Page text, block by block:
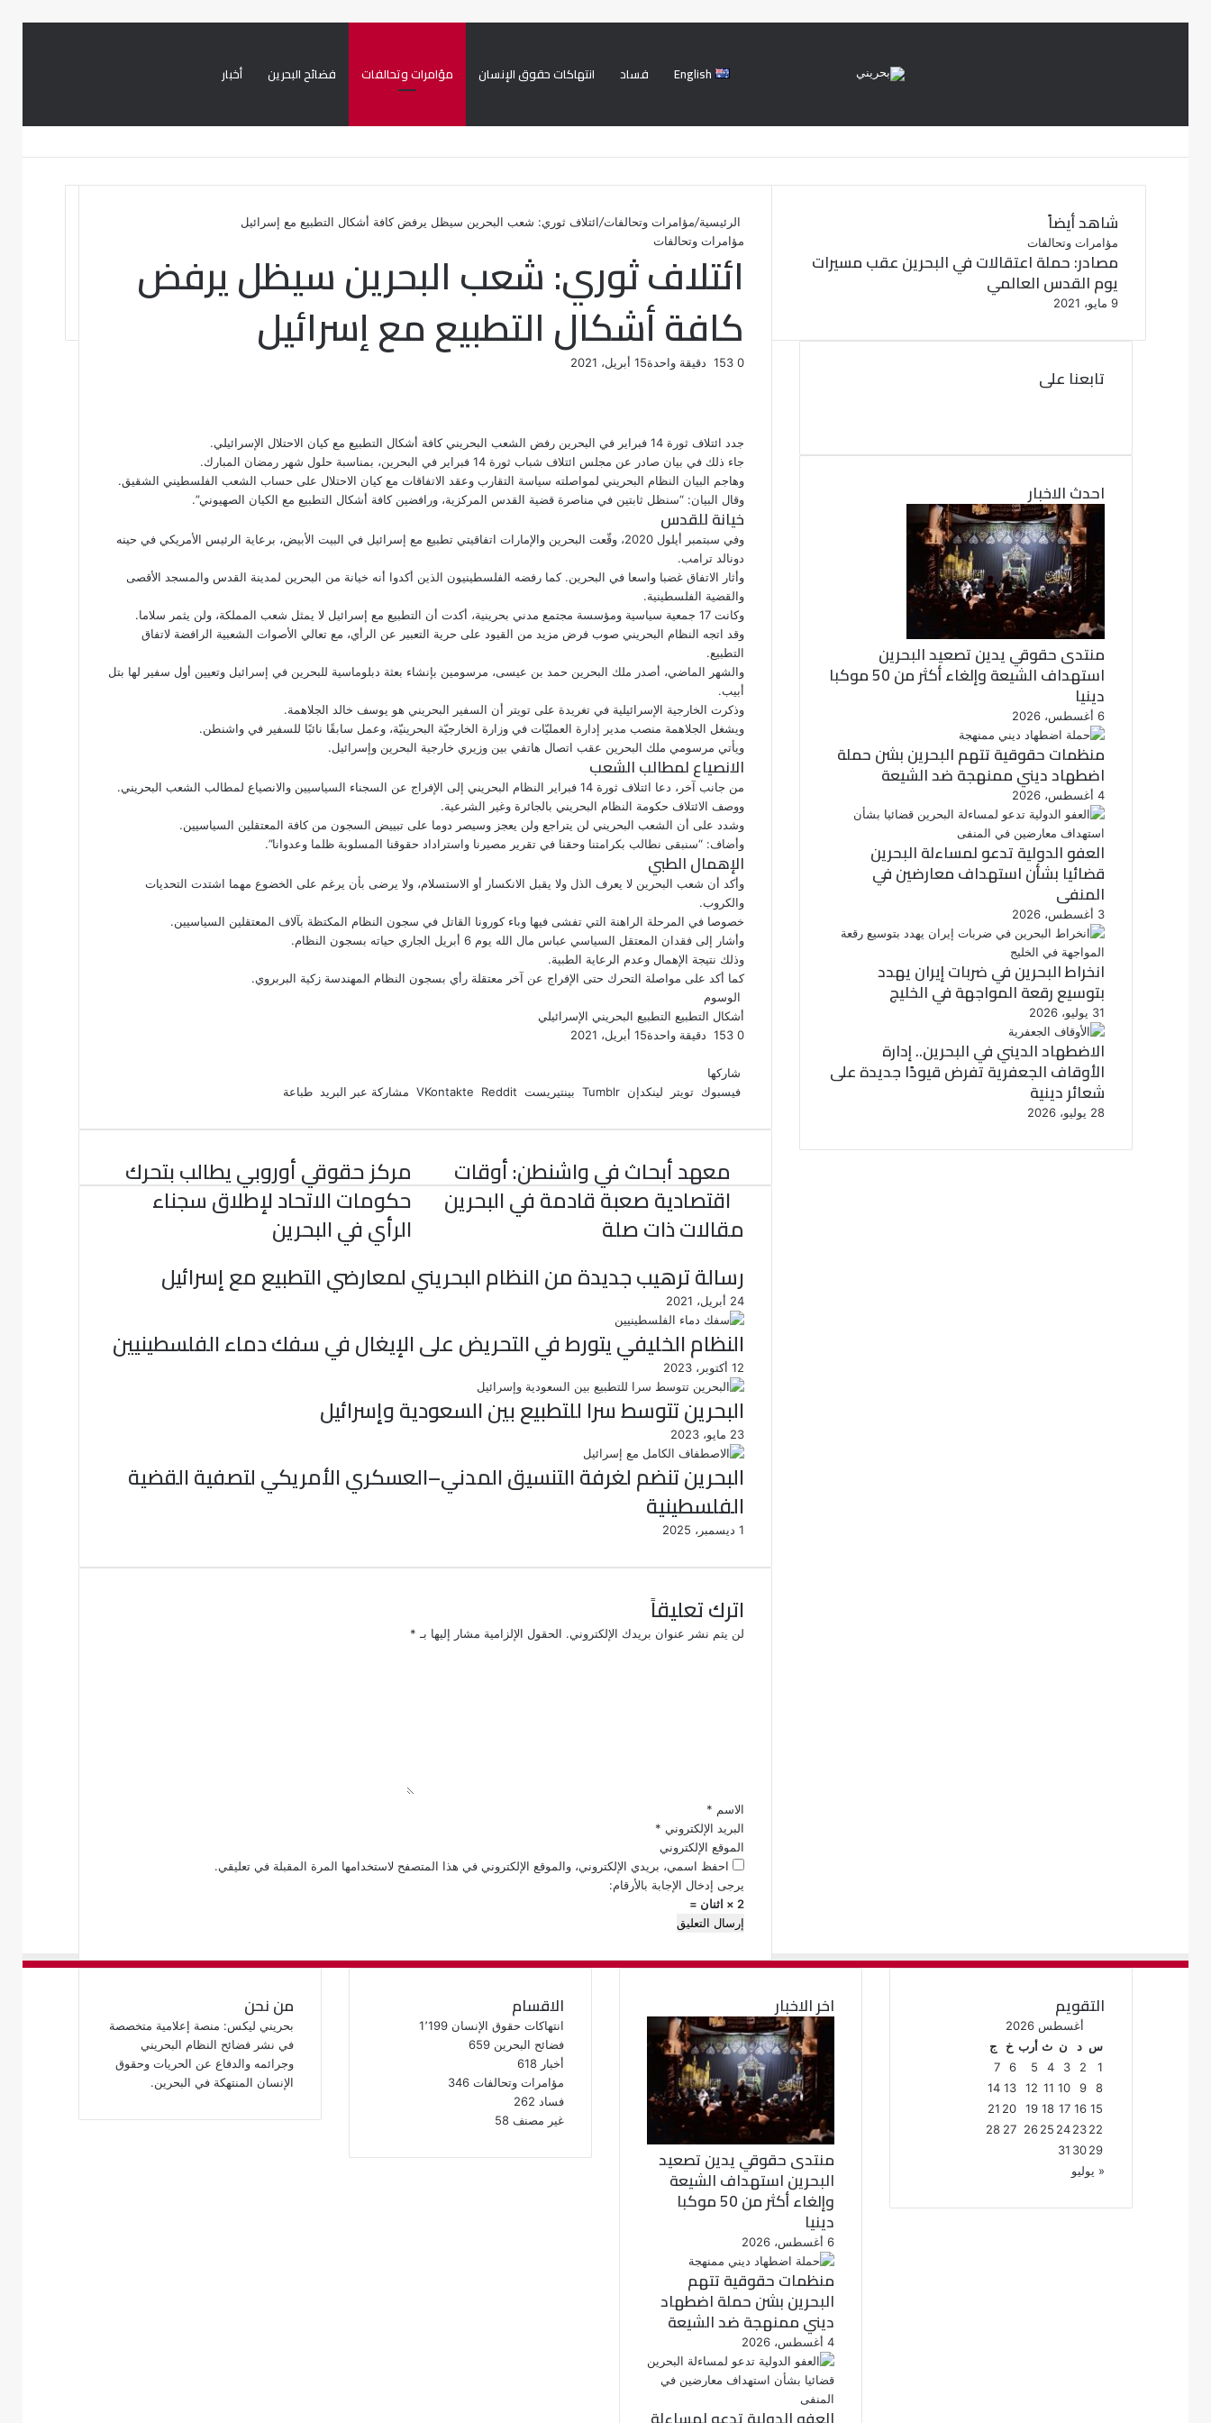
أخبار فضائح البحرين مؤامرات وتحالفات انتهاكات حقوق الإنسان فساد English
الرئيسية/مؤامرات وتحالفات/ائتلاف ثوري: شعب البحرين سيظل يرفض كافة أشكال التطبيع مع إسرائيل
مؤامرات وتحالفات
ائتلاف ثوري: شعب البحرين سيظل يرفض
كافة أشكال التطبيع مع إسرائيل
15 أبريل، 2021 0
دقيقة واحدة
و
ك
ر
د
إ
ن
m
r
س
d
d
س
ا
جدد ائتلاف ثورة 14 فبراير في البحرين رفض الشعب البحريني كافة أشكال التطبيع مع كيان الاحتلال الإسرائيلي.
جاء ذلك في بيان صادر عن مجلس ائتلاف شباب ثورة 14 فبراير في البحرين، بمناسبة حلول شهر رمضان المبارك.
وهاجم البيان النظام البحريني لمواصلته سياسة التقارب وعقد الاتفاقات مع كيان الاحتلال على حساب الشعب الفلسطيني الشقيق.
وقال البيان: “سنظل ثابتين في مناصرة قضية القدس المركزية، ورافضين كافة أشكال التطبيع مع الكيان الصهيوني”.
خيانة للقدس
وفي سبتمبر أيلول 2020، وقّعت البحرين والإمارات اتفاقيتي تطبيع مع إسرائيل في البيت الأبيض، برعاية الرئيس الأمريكي في حينه
دونالد ترامب.
وأثار الاتفاق غضبا واسعا في البحرين. كما رفضه الفلسطينيون الذين أكدوا أنه خيانة من البحرين لمدينة القدس والمسجد الأقصى
والقضية الفلسطينية.
وكانت 17 جمعية سياسية ومؤسسة مجتمع مدني بحرينية، أكدت أن
التطبيع مع إسرائيل لا يمثل شعب المملكة، ولن يثمر سلاما.
وقد اتجه النظام البحريني صوب فرض مزيد من القيود على حرية التعبير عن الرأي، مع تعالي الأصوات الشعبية الرافضة لاتفاق
التطبيع.
والشهر الماضي، أصدر ملك البحرين حمد بن عيسى، مرسومين بإنشاء بعثة دبلوماسية للبحرين في إسرائيل وتعيين أول سفير لها بتل
أبيب.
وذكرت الخارجية الإسرائيلية في تغريدة على تويتر أن السفير البحريني هو يوسف خالد الجلاهمة.
ويشغل الجلاهمة منصب مدير إدارة العمليّات في وزارة الخارجيّة البحرينيّة، وعمل سابقًا نائبًا للسفير في واشنطن.
ويأتي مرسومي ملك البحرين عقب اتصال هاتفي بين وزيري خارجية البحرين وإسرائيل.
الانصياع لمطالب الشعب
من جانب آخر، دعا ائتلاف ثورة 14 فبراير النظام البحريني إلى الإفراج عن السجناء السياسيين والانصياع لمطالب الشعب البحريني.
ووصف الائتلاف حكومة النظام البحريني بالجائرة وغير الشرعية.
وشدد على أن الشعب البحريني لن يتراجع ولن يعجز وسيصر دوما على تبييض السجون من كافة المعتقلين السياسيين.
وأضاف: “سنبقى نطالب بكرامتنا وحقنا في تقرير مصيرنا واستراداد حقوقنا المسلوبة ظلما وعدوانا”.
الإهمال الطبي
وأكد أن شعب البحرين لا يعرف الذل ولا يقبل الانكسار أو الاستسلام، ولا يرضى بأن يرغم على الخضوع مهما اشتدت التحديات
والكروب.
خصوصا في المرحلة الراهنة التي تفشى فيها وباء كورونا القاتل في سجون النظام المكتظة بآلاف المعتقلين السياسيين.
وأشار إلى فقدان المعتقل السياسي عباس مال الله يوم 6 أبريل الجاري حياته بسجون النظام.
وذلك نتيجة الإهمال وعدم الرعاية الطبية.
كما أكد على مواصلة التحرك حتى الإفراج عن آخر معتقلة رأي بسجون النظام المهندسة زكية البربروي.
الوسوم
أشكال التطبيع التطبيع البحريني الإسرائيلي
15 أبريل، 2021
0
دقيقة واحدة
ي
س
و
و
ي
ر
ي
ن
د
ن
T
u
b
r
ي
ن
ي
ي
س
ت
R
e
d
t
ا
ت
ا
شاركها
فيسبوك تويتر لينكدإن بينتيريست مشاركة عبر البريد طباعة
مركز حقوقي أوروبي يطالب بتحرك
حكومات الاتحاد لإطلاق سجناء
الرأي في البحرين
معهد أبحاث في واشنطن: أوقات
اقتصادية صعبة قادمة في البحرين
مقالات ذات صلة
رسالة ترهيب جديدة من النظام البحريني لمعارضي التطبيع مع إسرائيل
24 أبريل، 2021
النظام الخليفي يتورط في التحريض على الإيغال في سفك دماء الفلسطينيين
12 أكتوبر، 2023
البحرين تتوسط سرا للتطبيع بين السعودية وإسرائيل
23 مايو، 2023
البحرين تنضم لغرفة التنسيق المدني–العسكري الأمريكي لتصفية القضية
الفلسطينية
1 ديسمبر، 2025
اترك تعليقاً
لن يتم نشر عنوان بريدك الإلكتروني. الحقول الإلزامية مشار إليها بـ *
الاسم *
البريد الإلكتروني *
الموقع الإلكتروني
احفظ اسمي، بريدي الإلكتروني، والموقع الإلكتروني في هذا المتصفح لاستخدامها المرة المقبلة في تعليقي.
يرجى إدخال الإجابة بالأرقام:
2 × اثنان =
شاهد أيضاً
إ
غ
ل
ا
مؤامرات وتحالفات
مصادر: حملة اعتقالات في البحرين عقب مسيرات
يوم القدس العالمي
9 مايو، 2021
تابعنا على
ب
ك
ي
ر
احدث الاخبار
منتدى حقوقي يدين تصعيد البحرين
استهداف الشيعة وإلغاء أكثر من 50 موكبا
دينيا
6 أغسطس، 2026
منظمات حقوقية تتهم البحرين بشن حملة
اضطهاد ديني ممنهجة ضد الشيعة
4 أغسطس، 2026
العفو الدولية تدعو لمساءلة البحرين
قضائيا بشأن استهداف معارضين في
المنفى
3 أغسطس، 2026
انخراط البحرين في ضربات إيران يهدد
بتوسيع رقعة المواجهة في الخليج
31 يوليو، 2026
الاضطهاد الديني في البحرين.. إدارة
الأوقاف الجعفرية تفرض قيودًا جديدة على
شعائر دينية
28 يوليو، 2026
من نحن
بحريني ليكس: منصة إعلامية متخصصة
في نشر فضائح النظام البحريني
وجرائمه والدفاع عن الحريات وحقوق
الإنسان المنتهكة في البحرين.
الاقسام
انتهاكات حقوق الإنسان 1٬199
فضائح البحرين 659
أخبار 618
مؤامرات وتحالفات 346
فساد 262
غير مصنف 58
اخر الاخبار
منتدى حقوقي يدين تصعيد
البحرين استهداف الشيعة
وإلغاء أكثر من 50 موكبا
دينيا
6 أغسطس، 2026
منظمات حقوقية تتهم
البحرين بشن حملة اضطهاد
ديني ممنهجة ضد الشيعة
4 أغسطس، 2026
التقويم
أغسطس 2026
س د ن ث أرب خ
ج
1
2
3
4
5
6
7
8
9
10
11
12
13
14
15
16
17
18
19
20
21
22
23
24
25
26
27
28
29
30
31
« يوليو